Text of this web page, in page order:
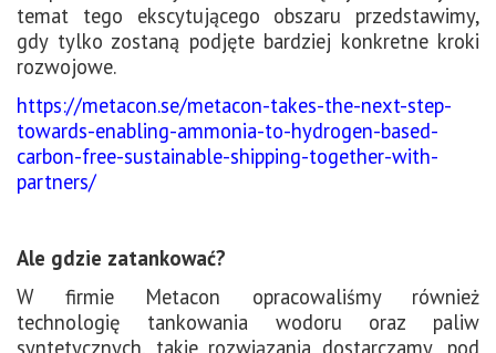
temat tego ekscytującego obszaru przedstawimy,
gdy tylko zostaną podjęte bardziej konkretne kroki
rozwojowe.
https://metacon.se/metacon-takes-the-next-step-
towards-enabling-ammonia-to-hydrogen-based-
carbon-free-sustainable-shipping-together-with-
partners/
Ale gdzie zatankować?
W firmie Metacon opracowaliśmy również
technologię tankowania wodoru oraz paliw
syntetycznych, takie rozwiązania dostarczamy „pod